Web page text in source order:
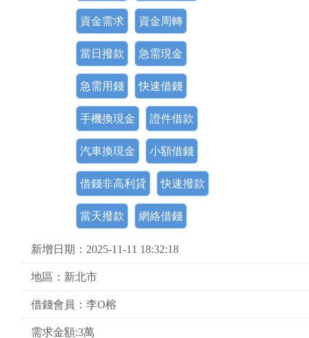
資金需求 資金周轉
當日撥款 急需現金
急需用錢 快速借錢
手機換現金 證件借款
汽車換現金 小額借錢
借錢非高利貸 快速撥款
當天撥款 網絡借錢
新增日期：2025-11-11 18:32:18
地區：新北市
借錢會員：李O榕
需求金額:3萬